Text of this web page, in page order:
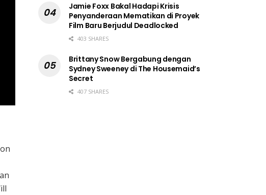
Jamie Foxx Bakal Hadapi Krisis
Penyanderaan Mematikan di Proyek
Film Baru Berjudul Deadlocked
403 SHARES
Brittany Snow Bergabung dengan
Sydney Sweeney di The Housemaid’s
Secret
407 SHARES